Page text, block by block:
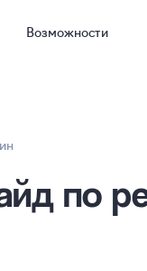
Возможности
по